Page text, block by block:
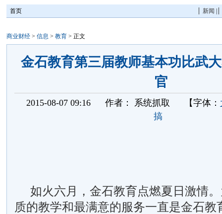
首页 新闻
商业财经> 信息 > 教育> 正文
金石教育第三届教师基本功比武
官
2015-08-07 09:16 作者： 系统抓取 【字体：
搞
如火六月，金石教育点燃夏日激情
质的教学和最满意的服务一直是金石教